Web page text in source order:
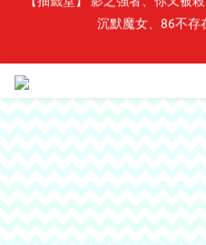
最新開賣🔥「全知
最新開賣🔥「全知
🎉線上漫博全館7折起💛滿1000
【抽籤堂】 影之強者、你又被
沉默魔女、86不存
最新開賣🔥「全知